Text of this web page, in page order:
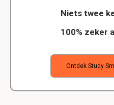
Niets twee
100% zeker
Ontdek Study